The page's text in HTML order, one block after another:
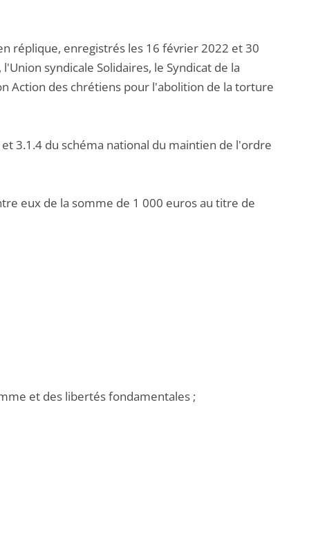
réplique, enregistrés les 16 février 2022 et 30
syndicale Solidaires, le Syndicat de la
Action des chrétiens pour l'abolition de la torture
3.1.4 du schéma national du maintien de l'ordre
eux de la somme de 1 000 euros au titre de
et des libertés fondamentales ;